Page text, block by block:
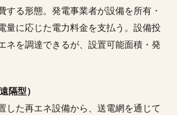
する形態。発電事業者が設備を所有・
量に応じた電力料金を支払う。設備投
ネを調達できるが、設置可能面積・発
隔型）
した再エネ設備から、送電網を通じて